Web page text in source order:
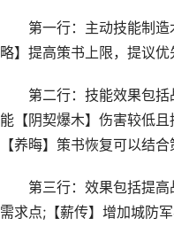
第一行：主动技能制造
略】提高策书上限，提议优
第二行：技能效果包括
能【阴契爆木】伤害较低
【养晦】策书恢复可以结
第三行：效果包括提高
需求点;【薪传】增加城防